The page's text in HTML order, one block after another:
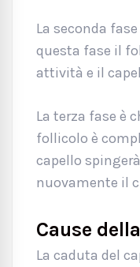
La seconda
questa fase il
attività e il
La terza fase è
follicolo è
capello
nuovamente il
Cause
La caduta del